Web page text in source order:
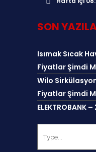
SON
Isımak Sıcak
Fiyatlar Şimdi
Wilo
Fiyatlar Şimdi
ELEKTROBANK